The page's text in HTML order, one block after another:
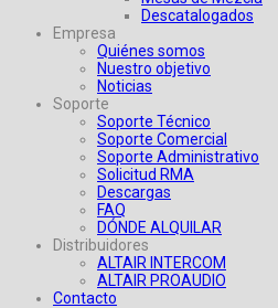
Descatalogados
Empresa
Quiénes somos
Nuestro objetivo
Noticias
Soporte
Soporte Técnico
Soporte Comercial
Soporte Administrativo
Solicitud RMA
Descargas
FAQ
DÓNDE ALQUILAR
Distribuidores
ALTAIR INTERCOM
ALTAIR PROAUDIO
Contacto